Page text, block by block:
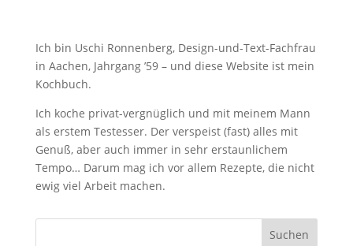
Ich bin Uschi Ronnenberg, Design-und-Text-Fachfrau
in Aachen, Jahrgang ’59 – und diese Website ist mein
Kochbuch.
Ich koche privat-vergnüglich und mit meinem Mann
als erstem Testesser. Der verspeist (fast) alles mit
Genuß, aber auch immer in sehr erstaunlichem
Tempo… Darum mag ich vor allem Rezepte, die nicht
ewig viel Arbeit machen.